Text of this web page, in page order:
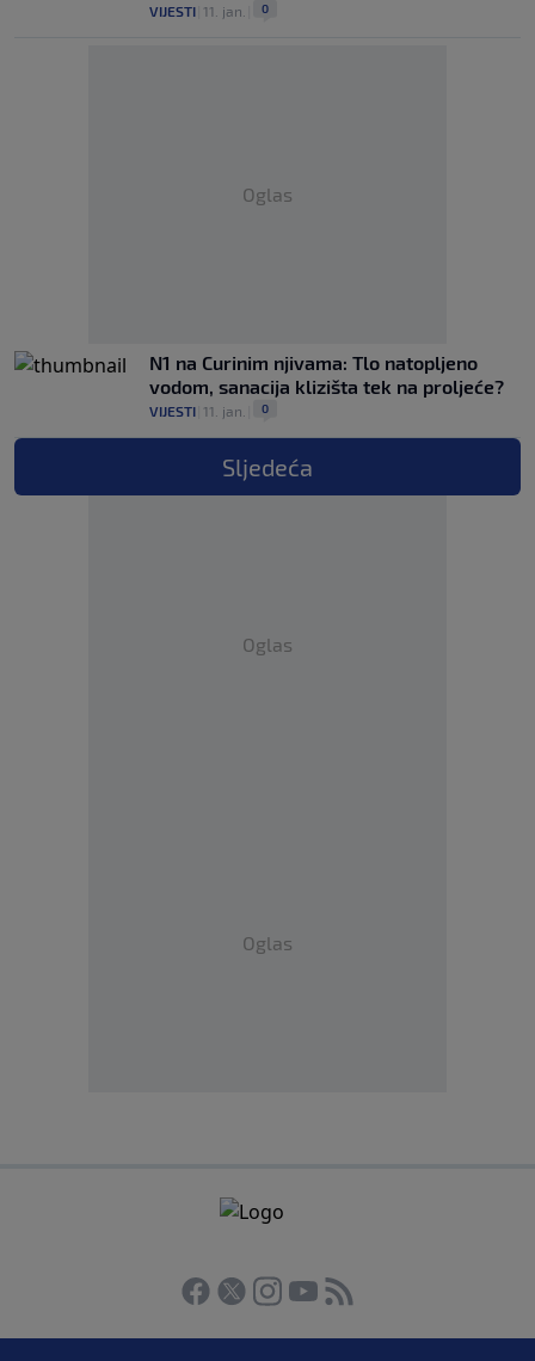
VIJESTI 11. jan. 0
Oglas
N1 na Curinim njivama: Tlo natopljeno
vodom, sanacija klizišta tek na proljeće?
VIJESTI 11. jan. 0
Sljedeća
Oglas
Oglas